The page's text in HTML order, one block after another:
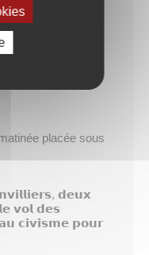
𝒂𝒖𝒙 𝒄𝒐̂𝒕𝒆́𝒔 𝒅𝒖
𝒆́𝒒𝒖𝒊𝒑𝒆𝒔
𝗳𝗶𝗹𝗶è𝗿𝗲
placée sous
𝗱𝗲𝘂𝘅
𝘃𝗼𝗹 𝗱𝗲𝘀
𝗰𝗶𝘃𝗶𝘀𝗺𝗲 𝗽𝗼𝘂𝗿